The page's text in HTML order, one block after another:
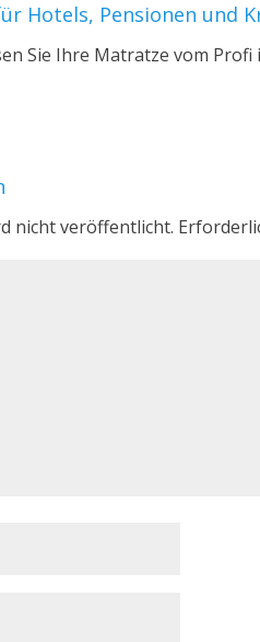
Hotels, Pensionen und
Sie Ihre Matratze vom
nicht veröffentlicht.